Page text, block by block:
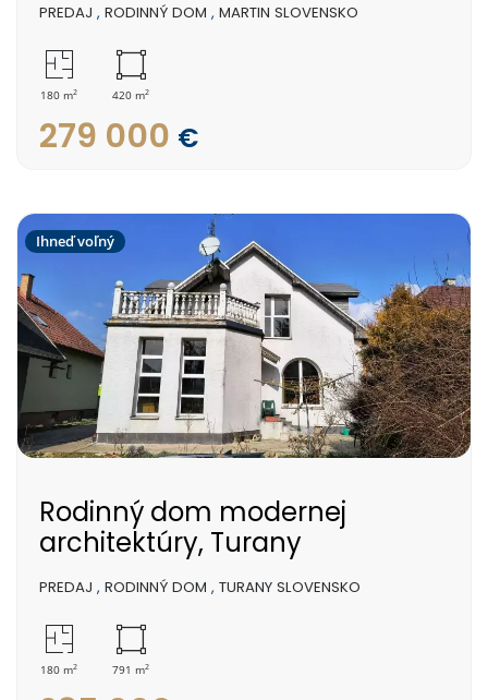
PREDAJ , RODINNÝ DOM , MARTIN SLOVENSKO
180 m2 420 m2
279 000 €
Ihneď voľný
Rodinný dom modernej
architektúry, Turany
PREDAJ , RODINNÝ DOM , TURANY SLOVENSKO
180 m2 791 m2